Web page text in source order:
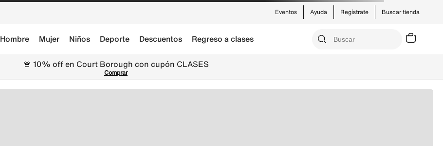
Buscar tienda
Ayuda Regístrate
Eventos
Hombre Mujer Niños Deporte Descuentos Regreso a clases
🚨 10% off en Court Borough con cupón CLASES
Comprar